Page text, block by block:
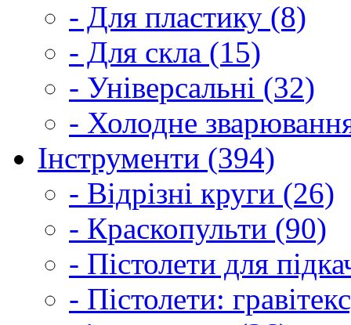
- Для пластику (8)
- Для скла (15)
- Універсальні (32)
- Холодне
Інструменти (394)
- Відрізні круги (26)
- Краскопульти (90)
- Пістолети для
- Пістолети: